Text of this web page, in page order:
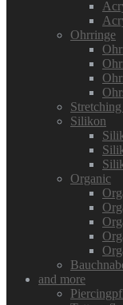
Ohrringe
Silikon
Organic
and more